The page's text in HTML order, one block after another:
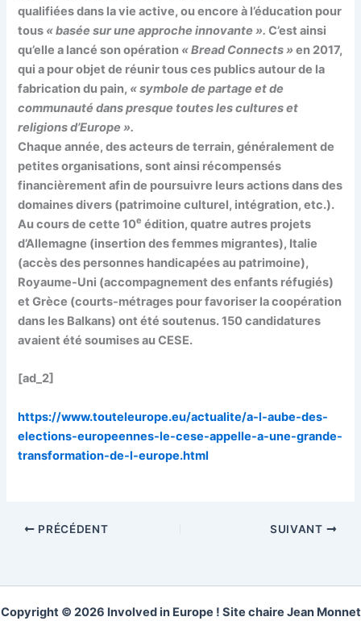
qualifiées dans la vie active, ou encore à l’éducation pour
tous « basée sur une approche innovante ».C’est ainsi
qu’elle a lancé son opération « Bread Connects »en 2017,
qui a pour objet de réunir tous ces publics autour de la
fabrication du pain, « symbole de partage et de
communauté dans presque toutes les cultures et
religions d’Europe ».
Chaque année, des acteurs de terrain, généralement de
petites organisations, sont ainsi récompensés
financièrement afin de poursuivre leurs actions dans des
domaines divers (patrimoine culturel, intégration, etc.).
Au cours de cette 10e édition, quatre autres projets
d’Allemagne (insertion des femmes migrantes), Italie
(accès des personnes handicapées au patrimoine),
Royaume-Uni (accompagnement des enfants réfugiés)
et Grèce (courts-métrages pour favoriser la coopération
dans les Balkans) ont été soutenus. 150 candidatures
avaient été soumises au CESE.
[ad_2]
https://www.touteleurope.eu/actualite/a-l-aube-des-
elections-europeennes-le-cese-appelle-a-une-grande-
transformation-de-l-europe.html
PRÉCÉDENT SUIVANT
Copyright © 2026 Involved in Europe ! Site chaire Jean Monnet